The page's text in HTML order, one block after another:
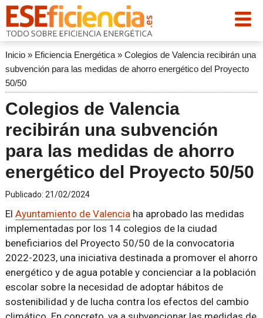
Inicio» Eficiencia Energética» Colegios de Valencia recibirán una
subvención para las medidas de ahorro energético del Proyecto
50/50
Colegios de Valencia
recibirán una subvención
para las medidas de ahorro
energético del Proyecto 50/50
Publicado: 21/02/2024
El Ayuntamiento de Valenciaha aprobado las medidas
implementadas por los 14 colegios de la ciudad
beneficiarios del Proyecto 50/50 de la convocatoria
2022-2023, una iniciativa destinada a promover el ahorro
energético y de agua potable y concienciar a la población
escolar sobre la necesidad de adoptar hábitos de
sostenibilidad y de lucha contra los efectos del cambio